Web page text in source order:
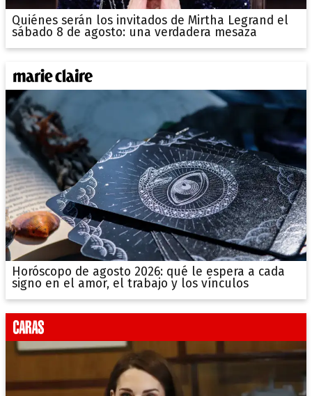
Quiénes serán los invitados de Mirtha Legrand el
sábado 8 de agosto: una verdadera mesaza
Horóscopo de agosto 2026: qué le espera a cada
signo en el amor, el trabajo y los vínculos